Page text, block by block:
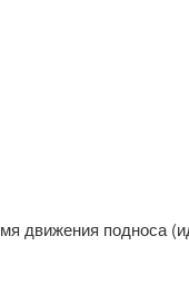
движения подноса